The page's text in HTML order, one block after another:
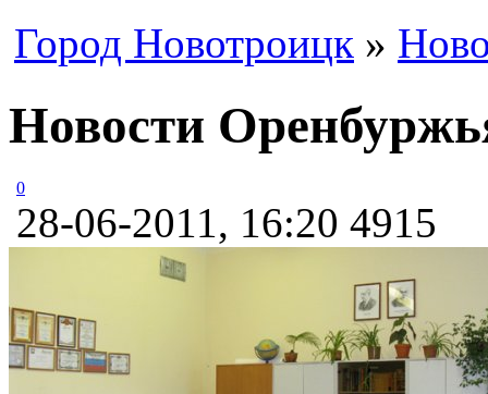
Город Новотроицк »
Новости
0
28-06-2011, 16:20 4915